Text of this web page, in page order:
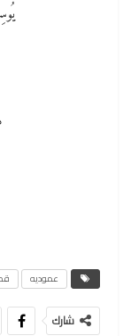
عموديه
شارك